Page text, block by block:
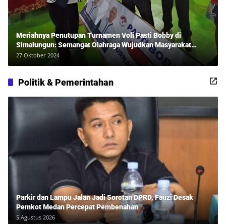
Meriahnya Penutupan Turnamen Voli Pasti Bobby di
Simalungun: Semangat Olahraga Wujudkan Masyarakat
Sehat Bersama Erwan Rozadi dan Ribuan Penonton!
27 Oktober 2024
Politik & Pemerintahan
Parkir dan Lampu Jalan Jadi Sorotan DPRD, Fauzi Desak
Pemkot Medan Percepat Pembenahan
5 Agustus 2026